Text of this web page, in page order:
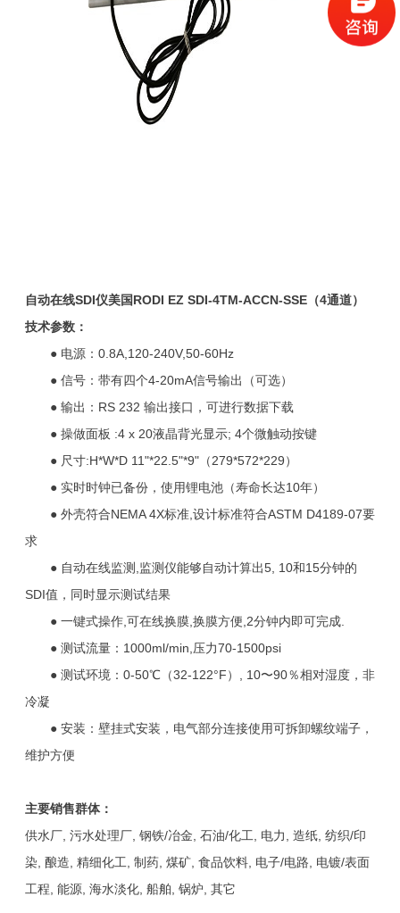
自动在线SDI仪美国RODI EZ SDI-4TM-ACCN-SSE（4通道）
技术参数：
● 电源：0.8A,120-240V,50-60Hz
● 信号：带有四个4-20mA信号输出（可选）
● 输出：RS 232 输出接口，可进行数据下载
● 操做面板 :4 x 20液晶背光显示; 4个微触动按键
● 尺寸:H*W*D 11"*22.5"*9"（279*572*229）
● 实时时钟已备份，使用锂电池（寿命长达10年）
● 外壳符合NEMA 4X标准,设计标准符合ASTM D4189-07要
求
● 自动在线监测,监测仪能够自动计算出5, 10和15分钟的
SDI值，同时显示测试结果
● 一键式操作,可在线换膜,换膜方便,2分钟内即可完成.
● 测试流量：1000ml/min,压力70-1500psi
● 测试环境：0-50℃（32-122°F）, 10〜90％相对湿度，非
冷凝
● 安装：壁挂式安装，电气部分连接使用可拆卸螺纹端子，
维护方便
主要销售群体：
供水厂, 污水处理厂, 钢铁/冶金, 石油/化工, 电力, 造纸, 纺织/印
染, 酿造, 精细化工, 制药, 煤矿, 食品饮料, 电子/电路, 电镀/表面
工程, 能源, 海水淡化, 船舶, 锅炉, 其它